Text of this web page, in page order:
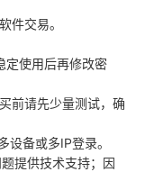
件交易。
定使用后再修改密
前请先少量测试，确
设备或多IP登录。
提供技术支持；因